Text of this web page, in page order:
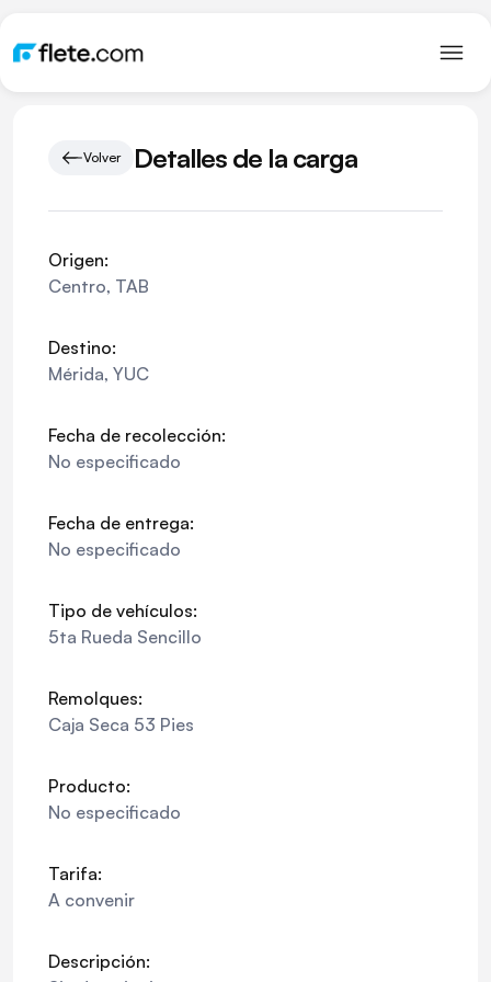
Volver Detalles de la carga
Origen:
Centro, TAB
Destino:
Mérida, YUC
Fecha de recolección:
No especificado
Fecha de entrega:
No especificado
Tipo de vehículos:
5ta Rueda Sencillo
Remolques:
Caja Seca 53 Pies
Producto:
No especificado
Tarifa:
A convenir
Descripción: